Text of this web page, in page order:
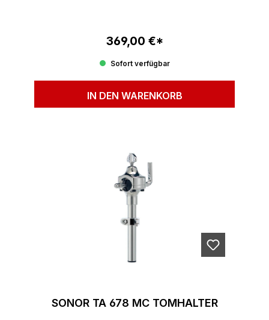
Regulärer Preis:
369,00 €*
Sofort verfügbar
IN DEN WARENKORB
SONOR TA 678 MC TOMHALTER